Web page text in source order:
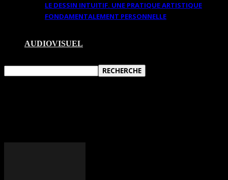
LE DESSIN INTUITIF. UNE PRATIQUE ARTISTIQUE
FONDAMENTALEMENT PERSONNELLE
AUDIOVISUEL